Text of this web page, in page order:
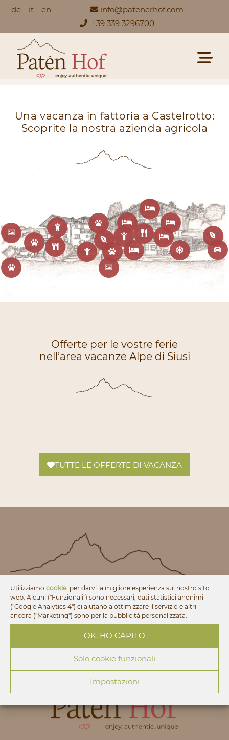
Utilizziamo cookie, per darvi la migliore esperienza sul nostro sito
web. Alcuni ("Funzionali") sono necessari, dati statistici anonimi
("Google Analytics 4") ci aiutano a ottimizzare il servizio e altri
ancora ("Marketing") sono per la pubblicità personalizzata.
OK, HO CAPITO
Solo cookie funzionali
Impostazioni
de it en
info@patenerhof.com
+39 339 3296700
Una vacanza in fattoria a Castelrotto:
Scoprite la nostra azienda agricola
Offerte per le vostre ferie
nell’area vacanze Alpe di Siusi
TUTTE LE OFFERTE DI VACANZA
Arrivare a Castelrotto
Impressioni del maso
Prezzi & servizi inclusi